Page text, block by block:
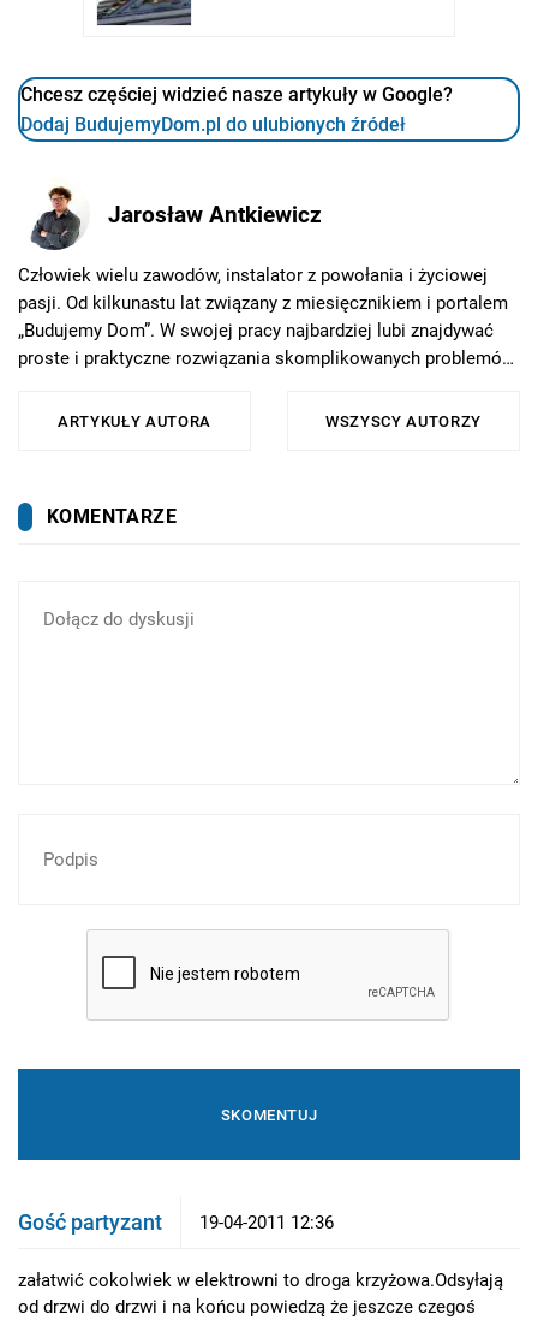
Chcesz częściej widzieć nasze artykuły w Google?
Dodaj BudujemyDom.pl do ulubionych źródeł
Jarosław Antkiewicz
Człowiek wielu zawodów, instalator z powołania i życiowej
pasji. Od kilkunastu lat związany z miesięcznikiem i portalem
„Budujemy Dom”. W swojej pracy najbardziej lubi znajdywać
proste i praktyczne rozwiązania skomplikowanych problemów.
energii oraz zdrowy rozsądek we wszystkich tematach
rowerom.
ARTYKUŁY AUTORA WSZYSCY AUTORZY
KOMENTARZE
Gość partyzant 19-04-2011 12:36
załatwić cokolwiek w elektrowni to droga krzyżowa.Odsyłają
od drzwi do drzwi i na końcu powiedzą że jeszcze czegoś